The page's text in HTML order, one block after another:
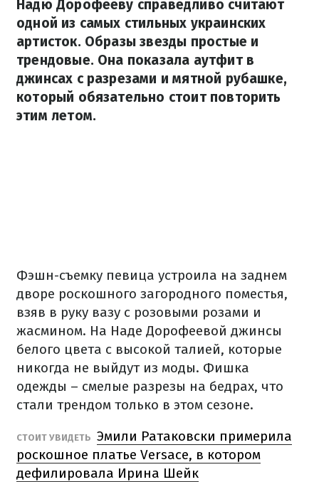
Надю Дорофееву справедливо считают
одной из самых стильных украинских
артисток. Образы звезды простые и
трендовые. Она показала аутфит в
джинсах с разрезами и мятной рубашке,
который обязательно стоит повторить
этим летом.
Фэшн-съемку певица устроила на заднем
дворе роскошного загородного поместья,
взяв в руку вазу с розовыми розами и
жасмином. На Наде Дорофеевой джинсы
белого цвета с высокой талией, которые
никогда не выйдут из моды. Фишка
одежды – смелые разрезы на бедрах, что
стали трендом только в этом сезоне.
СТОИТ УВИДЕТЬ Эмили Ратаковски примерила
роскошное платье Versace, в котором
дефилировала Ирина Шейк